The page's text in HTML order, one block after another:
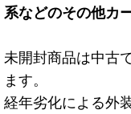
系などのその他カ
未開封商品は中古
ます。
経年劣化による外